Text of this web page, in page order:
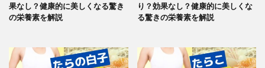
果なし？健康的に美しくなる驚き
の栄養素を解説
り？効果なし？健康的に美しくな
る驚きの栄養素を解説